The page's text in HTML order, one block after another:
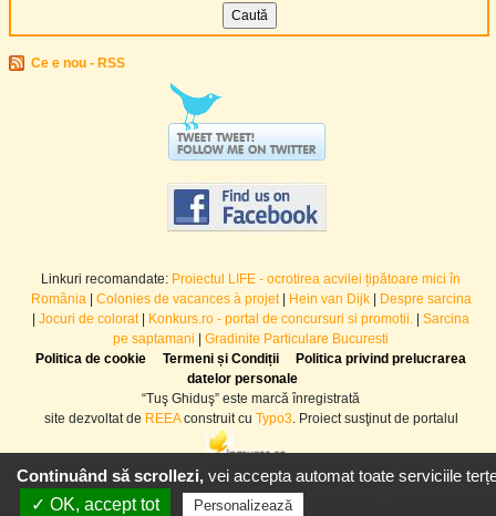
Ce e nou - RSS
Linkuri recomandate: Proiectul LIFE - ocrotirea acvilei țipătoare mici în
România| Colonies de vacances à projet| Hein van Dijk|
Despre sarcina
Jocuri de colorat Konkurs.ro - portal de concursuri si promotii.
Sarcina
pe saptamani
Gradinite Particulare Bucuresti
Politica de cookie
Termeni și Condiții
Politica privind prelucrarea
datelor personale
“Tuş Ghiduş” este marcă înregistrată
site dezvoltat de REEAconstruit cu Typo3. Proiect susţinut de portalul
Continuând să scrollezi,vei accepta automat toate serviciile
✓ OK, accept tot
Personalizează